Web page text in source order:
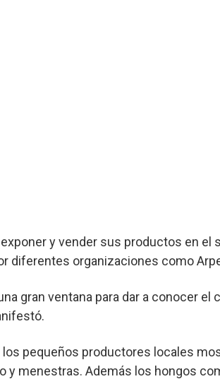
y vender sus productos en el
diferentes organizaciones como
gran ventana para dar a conocer
pequeños productores locales
y menestras. Además los hongos